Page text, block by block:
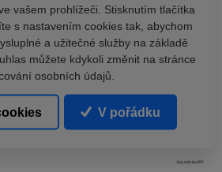
vašem prohlížeči. Stisknutím tlačítka
s nastavením cookies tak, abychom
a užitečné služby na základě
můžete kdykoli změnit na stránce
osobních údajů.
V pořádku